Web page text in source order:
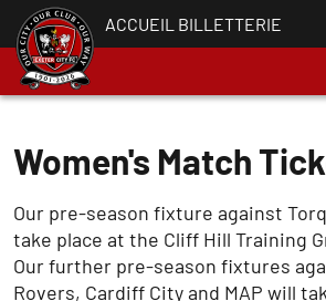
ACCUEIL BILLETTERIE
Women's Match
Our pre-season fixture against
take place at the Cliff Hill Training
Our further pre-season fixtures
Rovers, Cardiff City and MAP will